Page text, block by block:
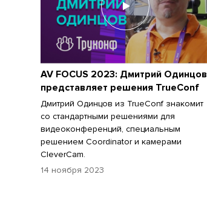
AV FOCUS 2023: Дмитрий Одинцов
представляет решения TrueConf
Дмитрий Одинцов из TrueConf знакомит
со стандартными решениями для
видеоконференций, специальным
решением Coordinator и камерами
CleverCam.
14 ноября 2023